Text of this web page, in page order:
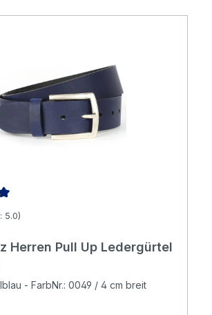
Bewertung von 5 von 5 Sternen
5.0)
Herren Pull Up Ledergürtel
- FarbNr.: 0049 / 4 cm breit